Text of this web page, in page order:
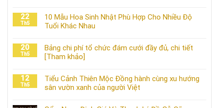
22
Th5
10 Mẫu Hoa Sinh Nhật Phù Hợp Cho Nhiều Độ
Tuổi Khác Nhau
20
Th5
Bảng chi phí tổ chức đám cưới đầy đủ, chi tiết
[Tham khảo]
12
Th5
Tiểu Cảnh Thiên Mộc Đồng hành cùng xu hướng
sân vườn xanh của người Việt